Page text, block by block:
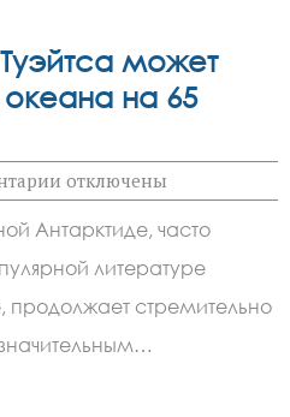
может
океана на 65
к
записи
ледника
Туэйтса
может
поднять
уровень
океана
отключены
Антарктиде, часто
литературе
продолжает стремительно
значительным…